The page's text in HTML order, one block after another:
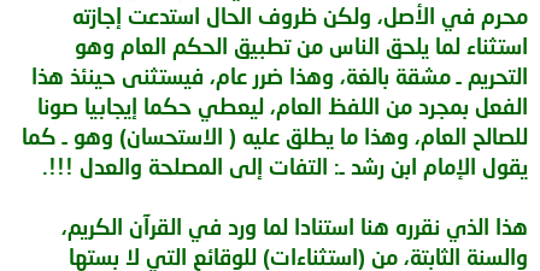
محرم في الأصل، ولكن ظروف الحال استدعت إجازته
استثناء لما يلحق الناس من تطبيق الحكم العام وهو
التحريم ـ مشقة بالغة، وهذا ضرر عام، فيستثنى حينئذ هذا
الفعل بمجرد من اللفظ العام، ليعطي حكما إيجابيا صونا
للصالح العام، وهذا ما يطلق عليه ( الاستحسان) وهو ـ كما
يقول الإمام ابن رشد ـ: التفات إلى المصلحة والعدل !!!.
هذا الذي نقرره هنا استنادا لما ورد في القرآن الكريم،
والسنة الثابتة، من (استثناءات) للوقائع التي لا بستها